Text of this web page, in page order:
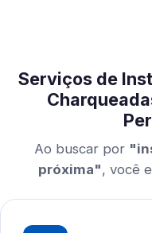
Serviços de
Ao buscar por
próxima", você